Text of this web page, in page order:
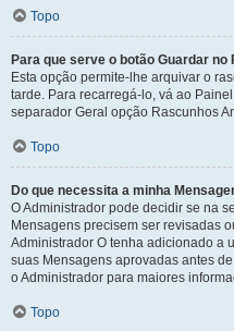
Topo
Para que serve o botão Guardar no
Esta opção permite-lhe arquivar o
tarde. Para recarregá-lo, vá ao
separador Geral opção Rascunhos
Topo
Do que necessita a minha
O Administrador pode decidir se na
Mensagens precisem ser revisadas
Administrador O tenha adicionado a
suas Mensagens aprovadas antes
o Administrador para maiores
Topo